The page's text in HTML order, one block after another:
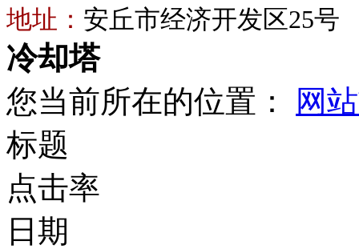
地址： 安丘市经济开发区25号
冷却塔
您当前所在的位置：
网
标题
点击率
日期